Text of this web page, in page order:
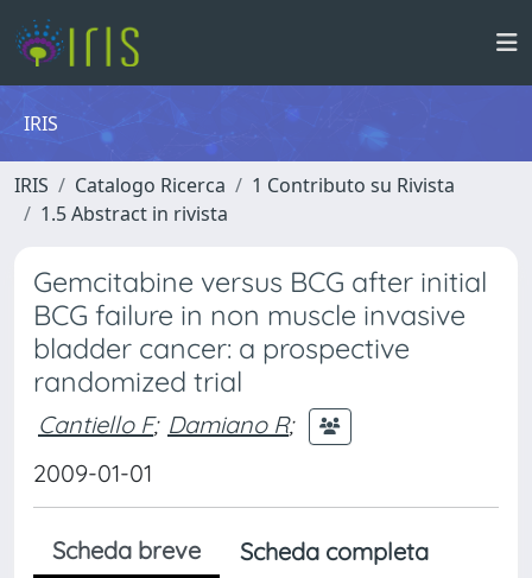
IRIS
IRIS Catalogo Ricerca
1 Contributo su Rivista
1.5 Abstract in rivista
Gemcitabine versus BCG after initial
BCG failure in non muscle invasive
bladder cancer: a prospective
randomized trial
Cantiello F; Damiano R;
2009-01-01
Scheda breve
Scheda completa